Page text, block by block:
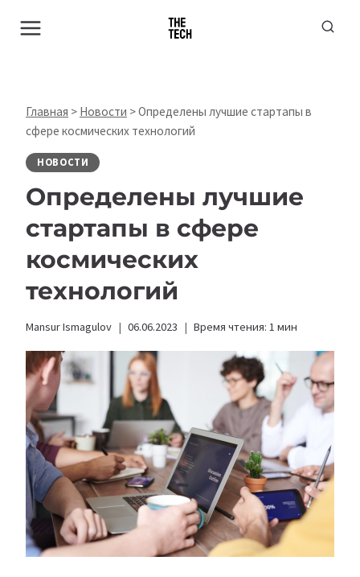
Главная > Новости >Определены лучшие стартапы в
сфере космических технологий
НОВОСТИ
Определены лучшие
стартапы в сфере
космических
технологий
Mansur Ismagulov 06.06.2023 Время чтения: 1 мин